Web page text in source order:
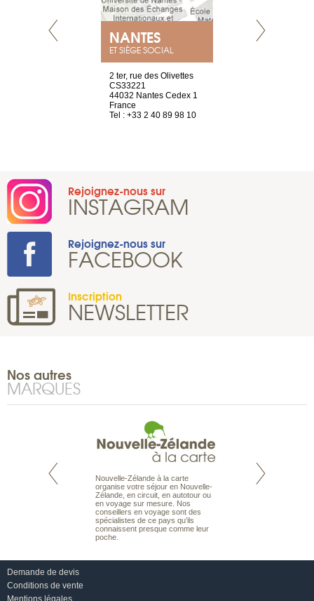
NANTES
ET SIÈGE SOCIAL
2 ter, rue des Olivettes
CS33221
44032 Nantes Cedex 1
France
Tel : +33 2 40 89 98 10
Rejoignez-nous sur
INSTAGRAM
Rejoignez-nous sur
FACEBOOK
Inscription
NEWSLETTER
Nos autres
MARQUES
est le spécialiste
Nouvelle-Zélande à la carte
organise votre séjour en Nouvelle-
Zélande, en circuit, en autotour ou
en voyage sur mesure. Nos
conseillers en voyage sont des
spécialistes de ce pays qu’ils
connaissent presque comme leur
poche.
Notre site
Demande de devis
Conditions de vente
Mentions légales